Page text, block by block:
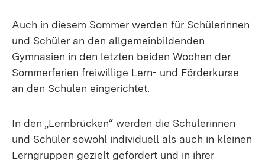
Auch in diesem Sommer werden für Schülerinnen
und Schüler an den allgemeinbildenden
Gymnasien in den letzten beiden Wochen der
Sommerferien freiwillige Lern- und Förderkurse
an den Schulen eingerichtet.
In den „Lernbrücken“ werden die Schülerinnen
und Schüler sowohl individuell als auch in kleinen
Lerngruppen gezielt gefördert und in ihrer